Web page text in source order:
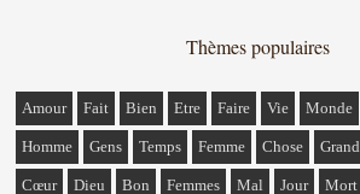
Thèmes populaires
Amour Fait Bien Etre Faire Vie Monde
Homme Gens Temps Femme Chose Grand
Cœur Dieu Bon Femmes Mal Jour Mort